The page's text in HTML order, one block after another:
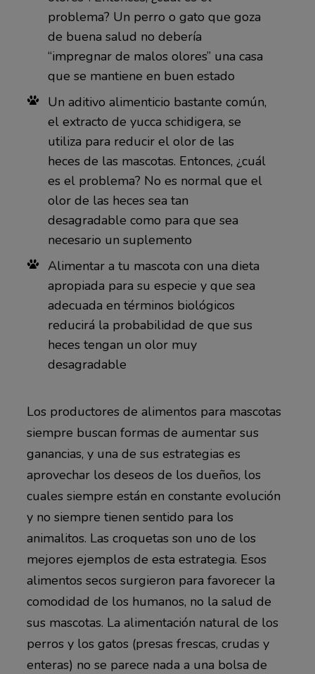
problema? Un perro o gato que goza
de buena salud no debería
“impregnar de malos olores” una casa
que se mantiene en buen estado
Un aditivo alimenticio bastante común,
el extracto de yucca schidigera, se
utiliza para reducir el olor de las
heces de las mascotas. Entonces, ¿cuál
es el problema? No es normal que el
olor de las heces sea tan
desagradable como para que sea
necesario un suplemento
Alimentar a tu mascota con una dieta
apropiada para su especie y que sea
adecuada en términos biológicos
reducirá la probabilidad de que sus
heces tengan un olor muy
desagradable
Los productores de alimentos para mascotas
siempre buscan formas de aumentar sus
ganancias, y una de sus estrategias es
aprovechar los deseos de los dueños, los
cuales siempre están en constante evolución
y no siempre tienen sentido para los
animalitos. Las croquetas son uno de los
mejores ejemplos de esta estrategia. Esos
alimentos secos surgieron para favorecer la
comodidad de los humanos, no la salud de
sus mascotas. La alimentación natural de los
perros y los gatos (presas frescas, crudas y
enteras) no se parece nada a una bolsa de